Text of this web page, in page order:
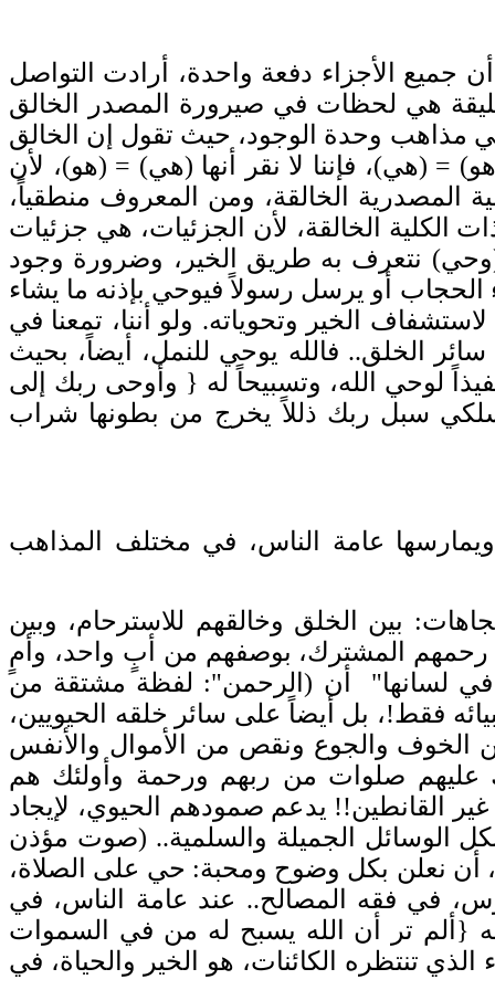
الأجزاء دفعة واحدة، أرادت التواصل
هي لحظات في صيرورة المصدر الخالق
في مذاهب وحدة الوجود، حيث تقول إن الخالق
= (هي)، فإننا لا نقر أنها (هي) = (هو)، لأن
الخالقة، ومن المعروف منطقياً،
الكلية الخالقة، لأن الجزئيات، هي جزئيات
(وحي) نتعرف به طريق الخير، وضرورة وجود
الحجاب أو يرسل رسولاً فيوحي بإذنه ما يشاء
لاستشفاف الخير وتحوياته. ولو أننا، تمعنا في
الخلق.. فالله يوحي للنمل، أيضاً، بحيث
لوحي الله، وتسبيحاً له { وأوحى ربك إلى
سبل ربك ذللاً يخرج من بطونها شراب
ويمارسها عامة الناس، في مختلف المذاهب
بين الخلق وخالقهم للاسترحام، وبين
رحمهم المشترك، بوصفهم من أبٍ واحد، وأمٍ
في لسانها" أن (الرحمن": لفظة مشتقة من
فقط!، بل أيضاً على سائر خلقه الحيويين،
الخوف والجوع ونقص من الأموال والأنفس
عليهم صلوات من ربهم ورحمة وأولئك هم
غير القانطين!! يدعم صمودهم الحيوي، لإيجاد
الوسائل الجميلة والسلمية.. (صوت مؤذن
أن نعلن بكل وضوح ومحبة: حي على الصلاة،
في فقه المصالح.. عند عامة الناس، في
{ألم تر أن الله يسبح له من في السموات
قد علم صلاته وتسبيحه والله عليم بما يفعلون} (النور 41). والجزاء الذي تنتظره الكائنات، هو الخير والحياة، في